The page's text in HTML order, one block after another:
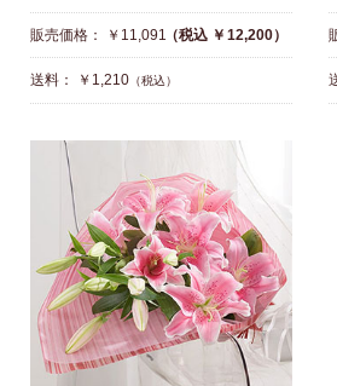
販売価格： ￥11,091（税込 ￥12,200）
送料： ￥1,210 （税込）